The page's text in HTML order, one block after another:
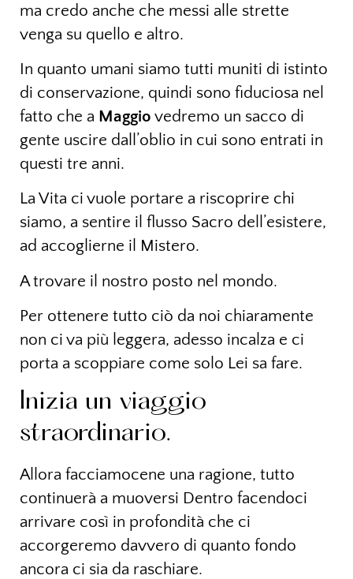
ma credo anche che messi alle strette
venga su quello e altro.
In quanto umani siamo tutti muniti di istinto
di conservazione, quindi sono fiduciosa nel
fatto che a Maggio vedremo un sacco di
gente uscire dall’oblio in cui sono entrati in
questi tre anni.
La Vita ci vuole portare a riscoprire chi
siamo, a sentire il flusso Sacro dell’esistere,
ad accoglierne il Mistero.
A trovare il nostro posto nel mondo.
Per ottenere tutto ciò da noi chiaramente
non ci va più leggera, adesso incalza e ci
porta a scoppiare come solo Lei sa fare.
Inizia un viaggio
straordinario.
Allora facciamocene una ragione, tutto
continuerà a muoversi Dentro facendoci
arrivare così in profondità che ci
accorgeremo davvero di quanto fondo
ancora ci sia da raschiare.